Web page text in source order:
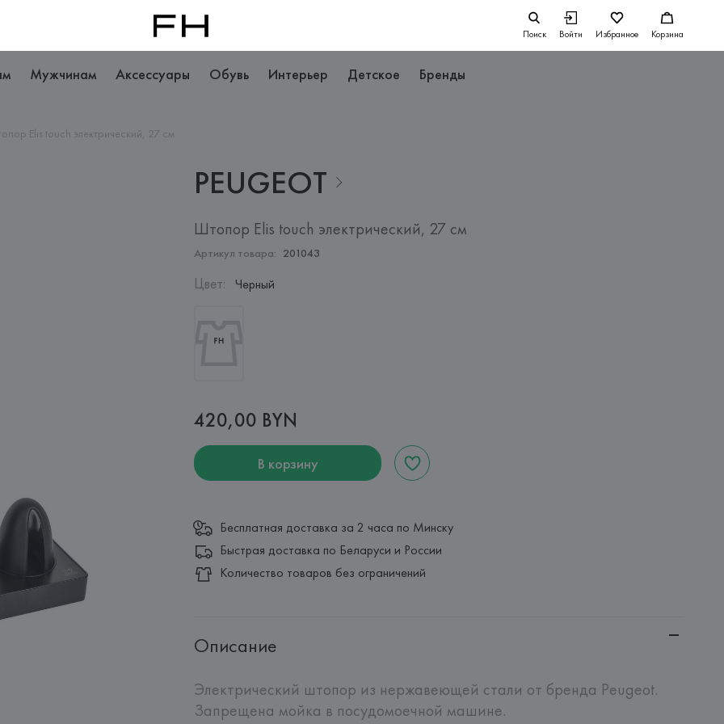
Поиск Войти Избранное Корзина
Мужчинам Аксессуары Обувь Интерьер Детское Бренды
Elis touch электрический, 27 см
PEUGEOT
Штопор Elis touch электрический, 27 см
Артикул товара: 201043
Цвет: Черный
420,00 BYN
В корзину
Бесплатная доставка за 2 часа по Минску
Быстрая доставка по Беларуси и России
Количество товаров без ограничений
Описание
Электрический штопор из нержавеющей стали от бренда Peugeot.
Запрещена мойка в посудомоечной машине.